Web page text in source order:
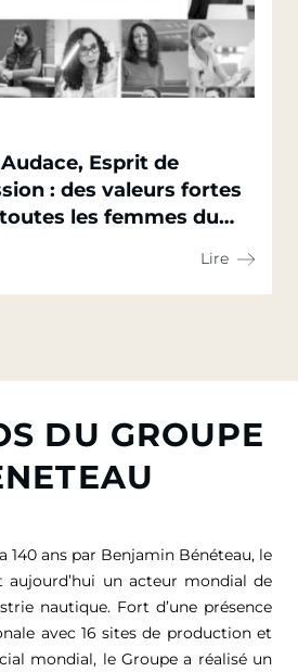
Esprit de
: des valeurs fortes
les femmes du
Lire
DU GROUPE
140 ans par Benjamin Bénéteau, le
aujourd’hui un acteur mondial de
nautique. Fort d’une présence
avec 16 sites de production et
mondial, le Groupe a réalisé un